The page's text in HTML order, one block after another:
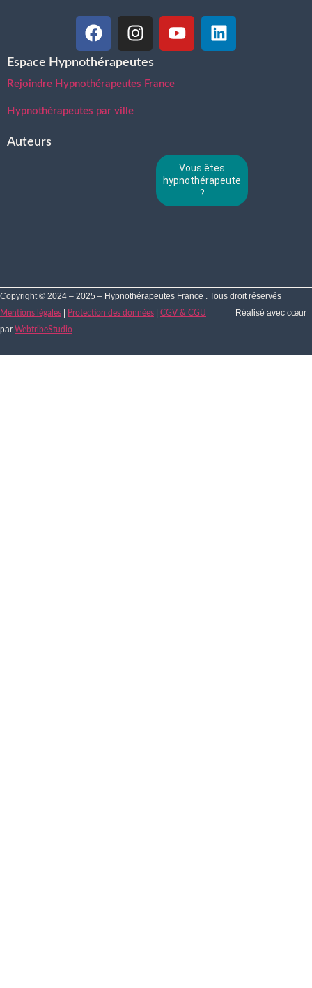
Espace Hypnothérapeutes
Rejoindre Hypnothérapeutes France
Hypnothérapeutes par ville
Auteurs
Vous êtes
hypnothérapeute
?
Copyright © 2024 – 2025 – Hypnothérapeutes France . Tous droit réservés
Mentions légales | Protection des données | CGV & CGU
Réalisé avec cœur
par WebtribeStudio